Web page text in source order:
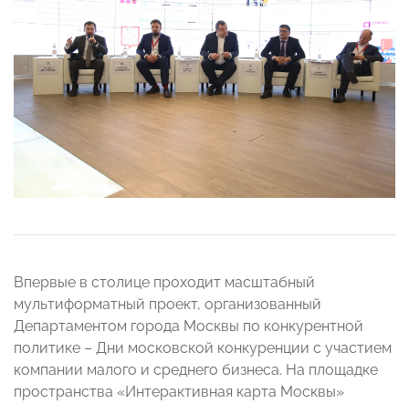
Впервые в столице проходит масштабный
мультиформатный проект, организованный
Департаментом города Москвы по конкурентной
политике – Дни московской конкуренции с участием
компании малого и среднего бизнеса. На площадке
пространства «Интерактивная карта Москвы»